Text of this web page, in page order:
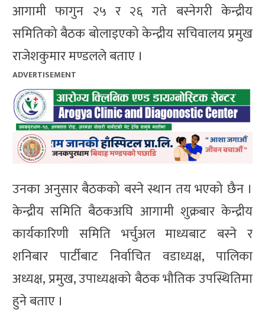
आगामी फागुन २५ र २६ गते बस्नेगरी केन्द्रीय
समितिको बैठक बोलाइएको केन्द्रीय सचिवालय प्रमुख
राजेशकुमार मण्डलले बताए ।
ADVERTISEMENT
उनका अनुसार बैठकको बस्ने स्थान तय भएको छैन ।
केन्द्रीय समिति बैठकअघि आगामी शुक्रबार केन्द्रीय
कार्यकारिणी समिति भर्चुअल माध्यबाट बस्ने र
शनिबार पार्टीबाट निर्वाचित वडाध्यक्ष, पालिका
अध्यक्ष, प्रमुख, उपाध्यक्षको बैठक भौतिक उपस्थितिमा
हुने बताए ।